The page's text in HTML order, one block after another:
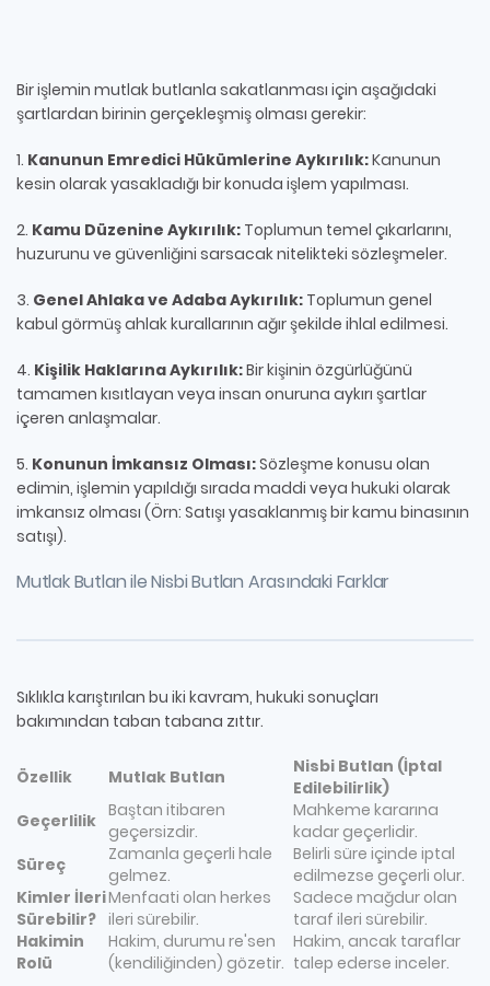
Bir işlemin mutlak butlanla sakatlanması için aşağıdaki
şartlardan birinin gerçekleşmiş olması gerekir:
1. Kanunun Emredici Hükümlerine Aykırılık:Kanunun
kesin olarak yasakladığı bir konuda işlem yapılması.
2. Kamu Düzenine Aykırılık: Toplumun temel çıkarlarını,
huzurunu ve güvenliğini sarsacak nitelikteki sözleşmeler.
3. Genel Ahlaka ve Adaba Aykırılık: Toplumun genel
kabul görmüş ahlak kurallarının ağır şekilde ihlal edilmesi.
4. Kişilik Haklarına Aykırılık:Bir kişinin özgürlüğünü
tamamen kısıtlayan veya insan onuruna aykırı şartlar
içeren anlaşmalar.
5. Konunun İmkansız Olması:Sözleşme konusu olan
edimin, işlemin yapıldığı sırada maddi veya hukuki olarak
imkansız olması (Örn: Satışı yasaklanmış bir kamu binasının
satışı).
Mutlak Butlan ile Nisbi Butlan Arasındaki Farklar
Sıklıkla karıştırılan bu iki kavram, hukuki sonuçları
bakımından taban tabana zıttır.
Özellik Mutlak Butlan
Nisbi Butlan (İptal
Edilebilirlik)
Geçerlilik Baştan itibaren
geçersizdir.
Mahkeme kararına
kadar geçerlidir.
Süreç
Zamanla geçerli hale
gelmez.
Belirli süre içinde iptal
edilmezse geçerli olur.
Kimler İleri
Sürebilir?
Menfaati olan herkes
ileri sürebilir.
Sadece mağdur olan
taraf ileri sürebilir.
Hakimin
Rolü
Hakim, durumu re'sen
(kendiliğinden) gözetir.
Hakim, ancak taraflar
talep ederse inceler.